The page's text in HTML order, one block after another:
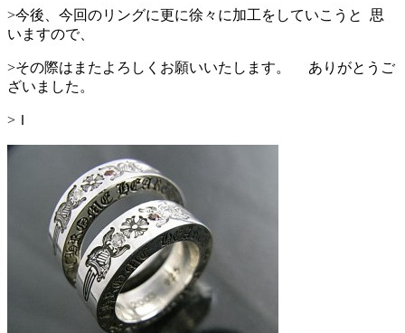
>今後、今回のリングに更に徐々に加工をしていこうと 思
いますので、
>その際はまたよろしくお願いいたします。 ありがとうご
ざいました。
>Ｉ